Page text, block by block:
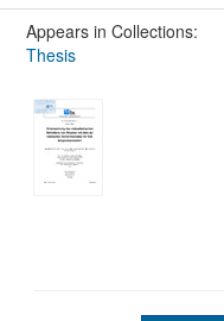
Appears in Collections:
Thesis